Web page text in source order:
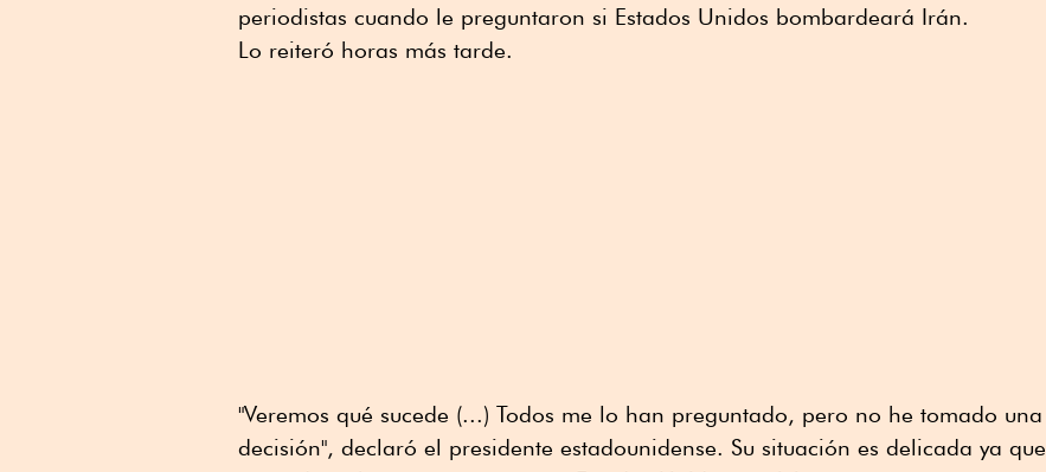
periodistas cuando le preguntaron si Estados Unidos bombardeará Irán.
Lo reiteró horas más tarde.
"Veremos qué sucede (...) Todos me lo han preguntado, pero no he tomado una
decisión", declaró el presidente estadounidense. Su situación es delicada ya que